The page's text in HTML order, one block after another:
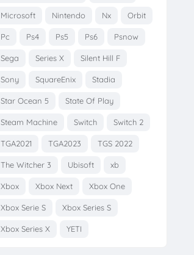
Microsoft Nintendo Nx Orbit
Pc Ps4 Ps5 Ps6 Psnow
Sega Series X Silent Hill F
Sony SquareEnix Stadia
Star Ocean 5 State Of Play
Steam Machine Switch Switch 2
TGA2021 TGA2023 TGS 2022
The Witcher 3 Ubisoft xb
Xbox Xbox Next Xbox One
Xbox Serie S Xbox Series S
Xbox Series X YETI